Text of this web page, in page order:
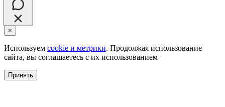
×
Используем cookie и метрики. Продолжая использование
сайта, вы соглашаетесь с их использованием
Принять